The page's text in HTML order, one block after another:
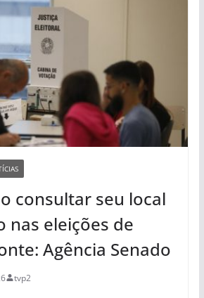
consultar seu local
nas eleições de
Agência Senado
tvp2